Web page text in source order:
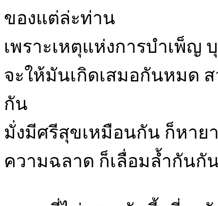
ของแต่ล่ะท่าน
เพราะเหตุแห่งการบำเพ็
จะให้มันเกิดเสมอกันหมด
กัน
มั่งมีศรีสุขเหมือนกัน ก็หาย
ความฉลาด ก็เลื่อมล้ำกันกั